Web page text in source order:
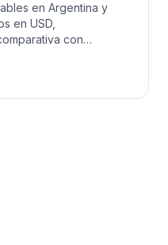
en Argentina y
en USD,
con